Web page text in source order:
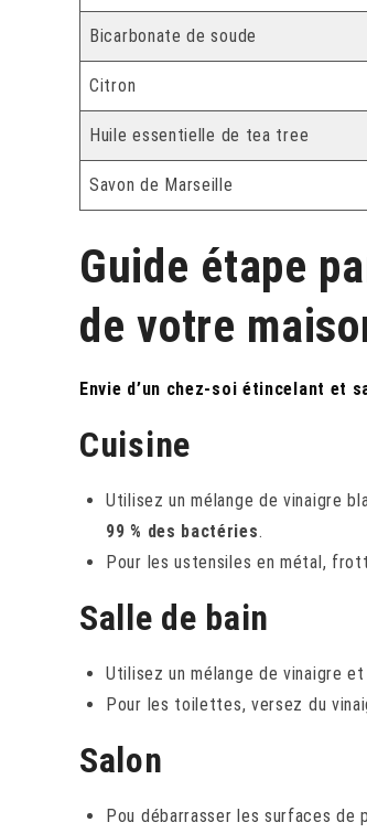
Bicarbonate de soude
Citron
Huile essentielle de tea tree
Savon de Marseille
Guide étape
de votre
Envie d’un chez-soi étincelant et
Cuisine
Utilisez un mélange de vinaigre
99 % des bactéries.
Pour les ustensiles en métal,
Salle de bain
Utilisez un mélange de vinaigre
Pour les toilettes, versez du
Salon
Pou débarrasser les surfaces de